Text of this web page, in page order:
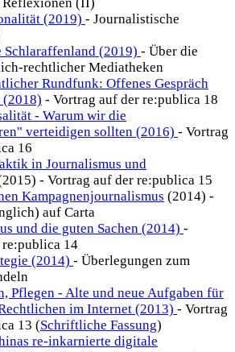
(II)
(2019) - Journalistische
(2019) - Über die
rechtlicher Mediatheken
Rundfunk: Offenes Gespräch
(2018) - Vortrag auf der re:publica 18
- Warum wir die
verteidigen sollten (2016) - Vortrag
16
in Journalismus und
- Vortrag auf der re:publica 15
Kampagnenjournalismus (2014) -
auf Carta
und die guten Sachen (2014) -
14
(2014) - Überlegungen zum
Pflegen - Alte und neue Aufgaben für
im Internet (2013) - Vortrag
13 (Schriftliche Fassung)
re-inkarnierte digitale